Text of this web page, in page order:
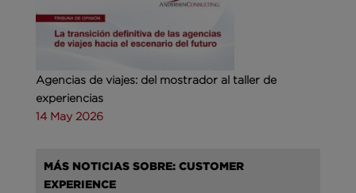
Agencias de viajes: del mostrador al taller de
experiencias
14 May 2026
MÁS NOTICIAS SOBRE: CUSTOMER
EXPERIENCE